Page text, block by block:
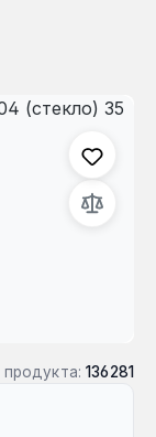
136281